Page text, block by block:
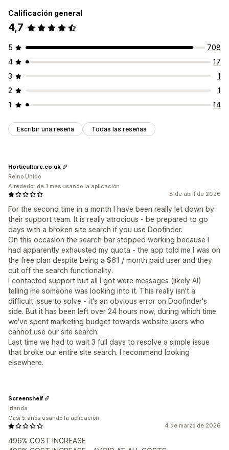
Calificación general
4,7
5
708
4
17
3
1
2
1
1
14
Escribir una reseña Todas las reseñas
8 de abril de 2026
For the second time in a month I have been really let down by
their support team. It is really atrocious - be prepared to go
days with a broken site search if you use Doofinder.
On this occasion the search bar stopped working because I
had apparently exhausted my quota - the app told me I was on
the free plan despite being a $61 / month paid user and they
cut off the search functionality.
I contacted support but all I got were messages (likely AI)
telling me someone was looking into it. This really isn't a
difficult issue to solve - it's an obvious error on Doofinder's
side. But it has been left over 24 hours now, during which time
we've spent marketing budget towards website users who
cannot use our site search.
Last time we had to wait 3 full days to resolve a simple issue
that broke our entire site search. I recommend looking
elsewhere.
Horticulture.co.uk
Reino Unido
Alrededor de 1 mes usando la aplicación
4 de marzo de 2026
496% COST INCREASE
Screenshelf
Irlanda
Casi 5 años usando la aplicación